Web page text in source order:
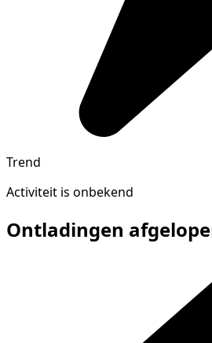
Trend
Activiteit is onbekend
Ontladingen